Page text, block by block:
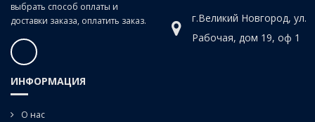
выбрать способ оплаты и
доставки заказа, оплатить заказ.
г.Великий Новгород, ул.
Рабочая, дом 19, оф 1
ИНФОРМАЦИЯ
О нас